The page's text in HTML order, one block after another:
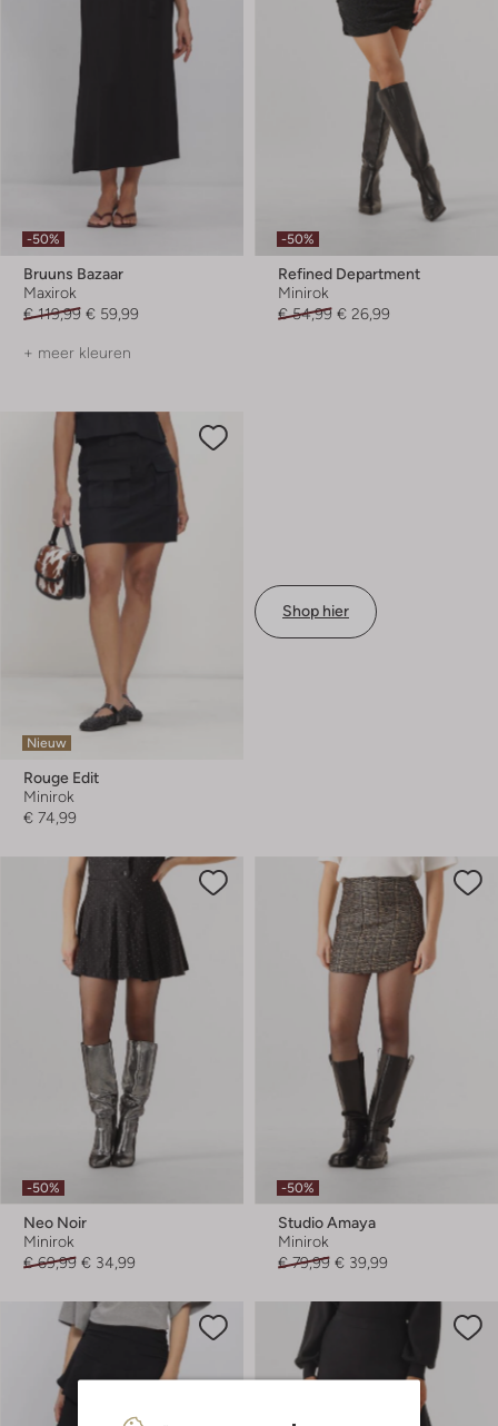
-50%
Bruuns Bazaar
Maxirok
€ 119,99 € 59,99
+ meer kleuren
-50%
Refined Department
Minirok
€ 54,99 € 26,99
Nieuw
Rouge Edit
Minirok
€ 74,99
Shop hier
-50%
Neo Noir
Minirok
€ 69,99 € 34,99
-50%
Studio Amaya
Minirok
€ 79,99 € 39,99